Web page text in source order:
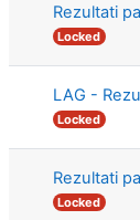
Rezultati
Locked
LAG -
Locked
Rezultati
Locked